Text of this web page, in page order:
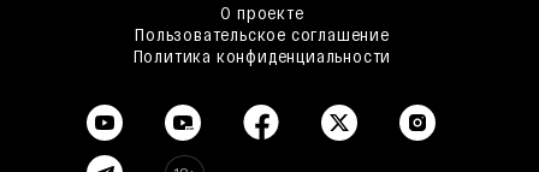
О проекте
Пользовательское соглашение
Политика конфиденциальности